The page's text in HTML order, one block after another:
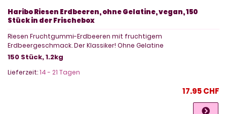
Haribo Riesen Erdbeeren, ohne Gelatine, vegan, 150
Stück in der Frischebox
Riesen Fruchtgummi-Erdbeeren mit fruchtigem
Erdbeergeschmack. Der Klassiker! Ohne Gelatine
150 Stück, 1.2kg
Lieferzeit:14 - 21 Tagen
17.95 CHF